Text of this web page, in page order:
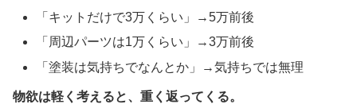
「キットだけで3万くらい」→5万前後
「周辺パーツは1万くらい」→3万前後
「塗装は気持ちでなんとか」→気持ちでは無理
物欲は軽く考えると、重く返ってくる。